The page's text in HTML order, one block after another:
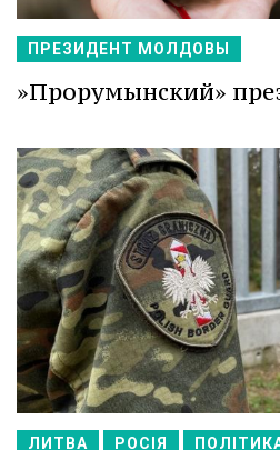
ПРЕЗИДЕНТ МОЛДОВЫ
»Прорумынский»
ЛИТВА РОСІЯ